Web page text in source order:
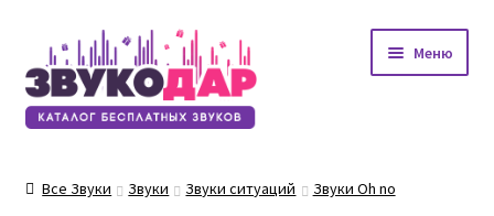
Перейти
к
навигации
Перейти
к
содержимому
Меню
Все Звуки Звуки Звуки ситуаций Звуки Oh no